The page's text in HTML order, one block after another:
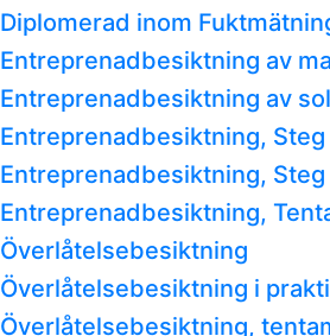
Diplomerad inom
Entreprenadbesiktning av
Entreprenadbesiktning av
Entreprenadbesiktning, Steg
Entreprenadbesiktning,
Entreprenadbesiktning,
Överlåtelsebesiktning
Överlåtelsebesiktning i
Överlåtelsebesiktning,